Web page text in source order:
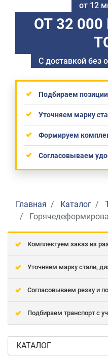
от 12
ОТ 32
С доставкой без
Подбираем
Уточняем марку
Формируем
Согласовываем
Главная Каталог
Комплектуем заказ из
Уточняем марку стали,
Согласовываем резку и
Подбираем транспорт с
КАТАЛОГ